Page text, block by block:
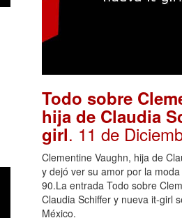
Todo sobre
hija de Claudia
girl. 11 de
Clementine Vaughn, hija de
y dejó ver su amor por la
90.La entrada Todo sobre
Claudia Schiffer y nueva it-girl
México.